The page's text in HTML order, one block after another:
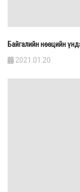
Байгалийн нөөцийн
2021.01.20